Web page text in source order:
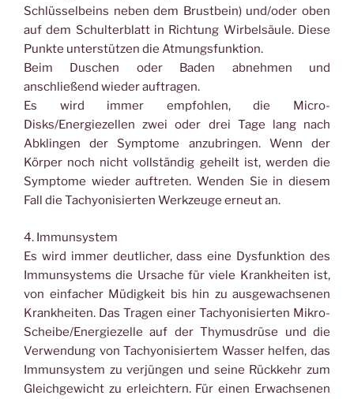
Schlüsselbeins neben dem Brustbein) und/oder oben
auf dem Schulterblatt in Richtung Wirbelsäule. Diese
Punkte unterstützen die Atmungsfunktion.
Beim Duschen oder Baden abnehmen und
anschließend wieder auftragen.
Es wird immer empfohlen, die Micro-
Disks/Energiezellen zwei oder drei Tage lang nach
Abklingen der Symptome anzubringen. Wenn der
Körper noch nicht vollständig geheilt ist, werden die
Symptome wieder auftreten. Wenden Sie in diesem
Fall die Tachyonisierten Werkzeuge erneut an.
4. Immunsystem
Es wird immer deutlicher, dass eine Dysfunktion des
Immunsystems die Ursache für viele Krankheiten ist,
von einfacher Müdigkeit bis hin zu ausgewachsenen
Krankheiten. Das Tragen einer Tachyonisierten Mikro-
Scheibe/Energiezelle auf der Thymusdrüse und die
Verwendung von Tachyonisiertem Wasser helfen, das
Immunsystem zu verjüngen und seine Rückkehr zum
Gleichgewicht zu erleichtern. Für einen Erwachsenen